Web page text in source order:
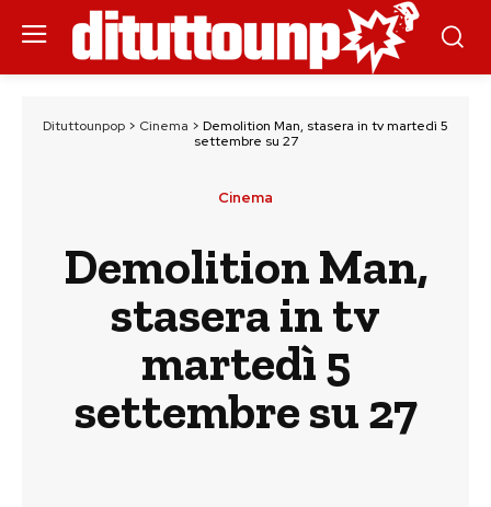
Dituttounpop > Cinema > Demolition Man, stasera in tv martedì 5
settembre su 27
Cinema
Demolition Man,
stasera in tv
martedì 5
settembre su 27